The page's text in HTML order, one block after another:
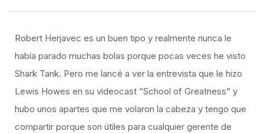
Robert Herjavec es un buen tipo y realmente nunca le
había parado muchas bolas porque pocas veces he visto
Shark Tank. Pero me lancé a ver la entrevista que le hizo
Lewis Howes en su videocast “School of Greatness” y
hubo unos apartes que me volaron la cabeza y tengo que
compartir porque son útiles para cualquier gerente de